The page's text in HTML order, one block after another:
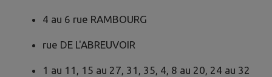
4 au 6 rue RAMBOURG
rue DE L'ABREUVOIR
1 au 11, 15 au 27, 31, 35, 4, 8 au 20, 24 au 32